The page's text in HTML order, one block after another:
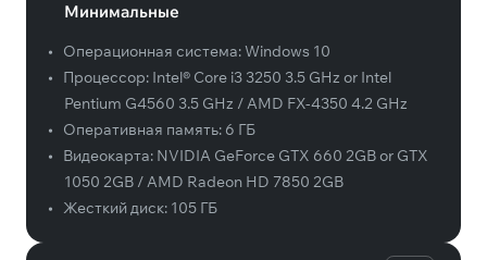
Минимальные
• Операционная система:Windows 10
•
Процессор: Intel® Core i3 3250 3.5 GHz or Intel
Pentium G4560 3.5 GHz / AMD FX-4350 4.2 GHz
•
Оперативная память: 6 ГБ
•
Видеокарта: NVIDIA GeForce GTX 660 2GB or GTX
1050 2GB / AMD Radeon HD 7850 2GB
•
Жесткий диск: 105 ГБ